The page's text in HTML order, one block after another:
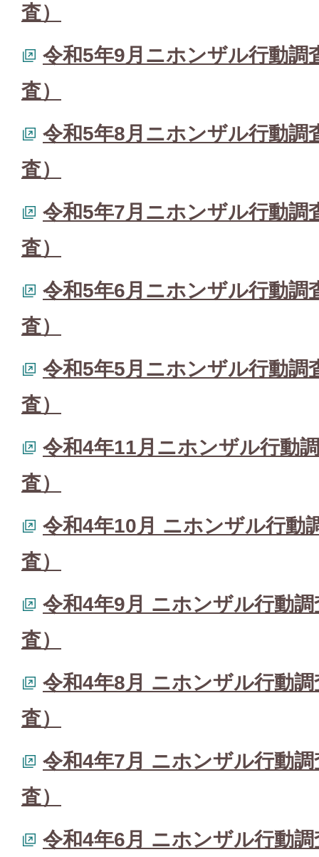
査）
令和5年9月ニホンザル行動調
査）
令和5年8月ニホンザル行動調
査）
令和5年7月ニホンザル行動調
査）
令和5年6月ニホンザル行動調
査）
令和5年5月ニホンザル行動調
査）
令和4年11月ニホンザル行動
査）
令和4年10月 ニホンザル行動
査）
令和4年9月 ニホンザル行動
査）
令和4年8月 ニホンザル行動
査）
令和4年7月 ニホンザル行動
査）
令和4年6月 ニホンザル行動